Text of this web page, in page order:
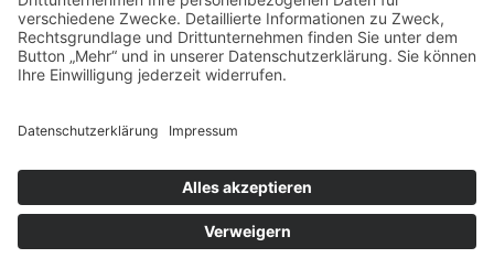
©Störtebeker Liekendeeler e. V. , alle Rechte
vorbehalten
Home Über uns
Engagements
Aktionen
Aktuell
Infos & Spenden
Kontakt